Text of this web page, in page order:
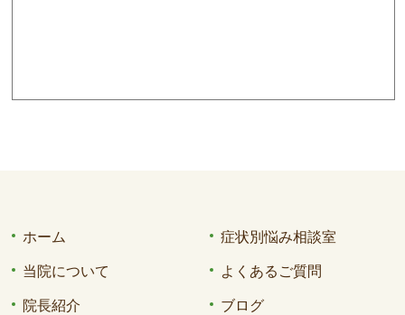
ホーム
当院について
院長紹介
症状別悩み相談室
よくあるご質問
ブログ